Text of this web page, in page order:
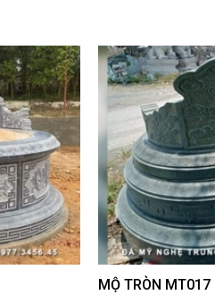
MỘ TRÒN MT017